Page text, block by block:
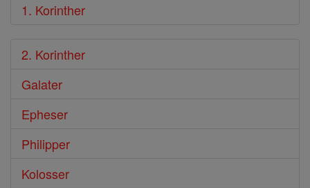
1. Korinther
2. Korinther
Galater
Epheser
Philipper
Kolosser